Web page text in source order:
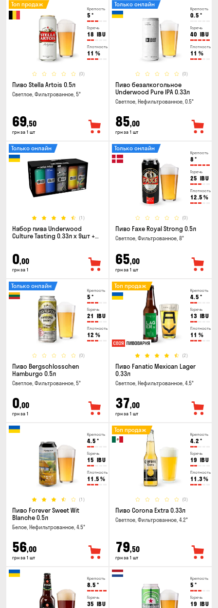
Крепость
5 °
Горечь
18 IBU
Плотность
11 %
(0)
Топ продаж
Пиво Stella Artois 0.5л
Светлое, Фильтрованное, 5°
69,50
грн за 1 шт
Крепость
0.5 °
Горечь
40 IBU
Плотность
11 %
(0)
Только онлайн
Пиво безалкогольное
Underwood Pure IPA 0.33л
Светлое, Нефильтрованное, 0.5°
85,00
грн за 1 шт
(1)
Только онлайн
Набор пива Underwood
Culture Tasting 0.33л x 9шт +
0,00
грн за 1
Крепость
8 °
Горечь
25 IBU
Плотность
12.5 %
(0)
Только онлайн
Пиво Faxe Royal Strong 0.5л
Светлое, Фильтрованное, 8°
65,00
грн за 1 шт
Крепость
5 °
Горечь
21 IBU
Плотность
12 %
(0)
Только онлайн
Пиво Bergschlosschen
Hamburgo 0.5л
Светлое, Фильтрованное, 5°
0,00
грн за 1
Крепость
4.5 °
Горечь
13 IBU
Плотность
11 %
(2)
Топ продаж
Пиво Fanatic Mexican Lager
0.33л
Светлое, Нефильтрованное, 4.5°
37,00
грн за 1 шт
Крепость
4.5 °
Горечь
15 IBU
Плотность
11.5 %
(1)
Пиво Forever Sweet Wit
Blanche 0.5л
Белое, Нефильтрованное, 4.5°
56,00
грн за 1 шт
Крепость
4.2 °
Горечь
19 IBU
Плотность
11.3%
(0)
Топ продаж
Пиво Corona Extra 0.33л
Светлое, Фильтрованное, 4.2°
79,50
грн за 1 шт
Крепость
8.5 °
Горечь
35 IBU
Крепость
5 °
Горечь
19 IBU